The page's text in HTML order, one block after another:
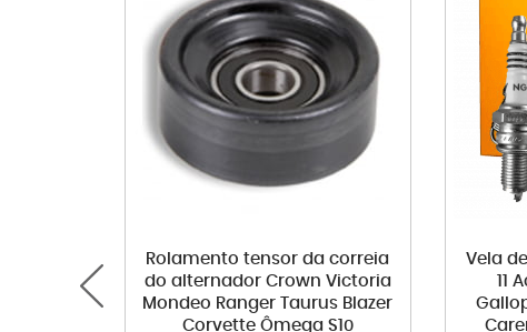
Rolamento tensor da correia
do alternador Crown Victoria
Mondeo Ranger Taurus Blazer
Corvette Ômega S10
Vela
11